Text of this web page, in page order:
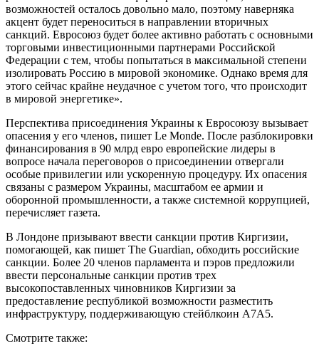
возможностей осталось довольно мало, поэтому наверняка
акцент будет переноситься в направлении вторичных
санкций. Евросоюз будет более активно работать с основными
торговыми инвестиционными партнерами Российской
Федерации с тем, чтобы попытаться в максимальной степени
изолировать Россию в мировой экономике. Однако время для
этого сейчас крайне неудачное с учетом того, что происходит
в мировой энергетике».
Перспектива присоединения Украины к Евросоюзу вызывает
опасения у его членов, пишет Le Monde. После разблокировки
финансирования в 90 млрд евро европейские лидеры в
вопросе начала переговоров о присоединении отвергали
особые привилегии или ускоренную процедуру. Их опасения
связаны с размером Украины, масштабом ее армии и
оборонной промышленности, а также системной коррупцией,
перечисляет газета.
В Лондоне призывают ввести санкции против Киргизии,
помогающей, как пишет The Guardian, обходить российские
санкции. Более 20 членов парламента и пэров предложили
ввести персональные санкции против трех
высокопоставленных чиновников Киргизии за
предоставление республикой возможности разместить
инфраструктуру, поддерживающую стейблкоин A7A5.
Смотрите также: